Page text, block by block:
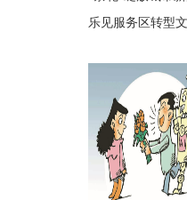
乐见服务区转型